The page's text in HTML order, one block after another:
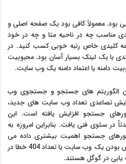
بود. معمولاً کافی بود یک صفحه اصلی و
مناسب چه در ناحیه متا و چه در خود
کلیدی خاص رتبه خوبی کسب کنید. در
با بک لینک بسیار آسان بود. محبوبیت
دامنه یا اعتماد دامنه یک وب سایت.
الگوریتم های جستجو و جستجوی وب
تصاعدی تعداد وب سایت های جدید،
جستجو افزایش یافته است. این
در سئوی فنی یافت. بنابراین امروزه به
جستجو اهمیت بیشتری داده می
شود. به عنوان مثال، در دسترس بودن یک وب سایت یا تعداد 404 خطا در
در گوگل هستند.